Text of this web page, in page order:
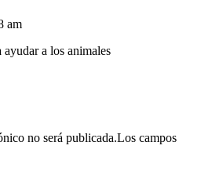
am
a los animales
no será publicada.Los campos